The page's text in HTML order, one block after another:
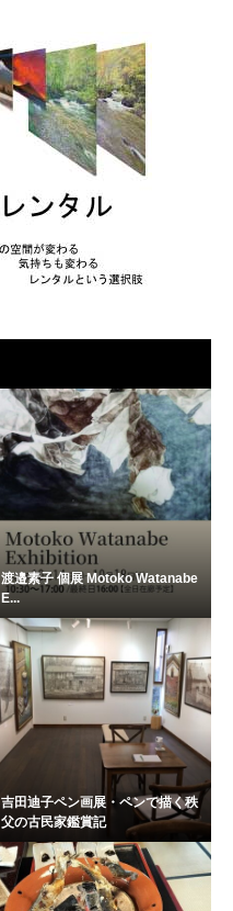
渡邉素子 個展 Motoko Watanabe
E...
吉田迪子ペン画展・ペンで描く秩
父の古民家鑑賞記